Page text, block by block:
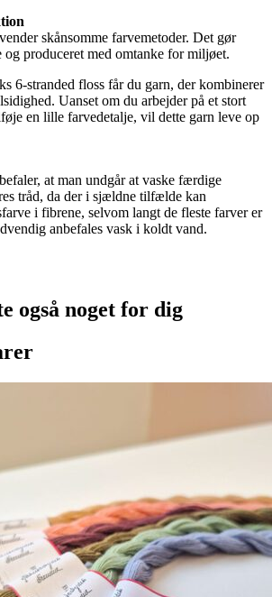
skånsomme farvemetoder. Det gør
og produceret med omtanke for miljøet.
6-stranded floss får du garn, der kombinerer
Uanset om du arbejder på et stort
en lille farvedetalje, vil dette garn leve op
at man undgår at vaske færdige
tråd, da der i sjældne tilfælde kan
i fibrene, selvom langt de fleste farver er
anbefales vask i koldt vand.
også noget for dig